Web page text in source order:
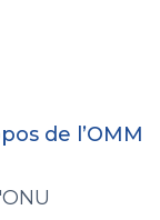
de l’OMM